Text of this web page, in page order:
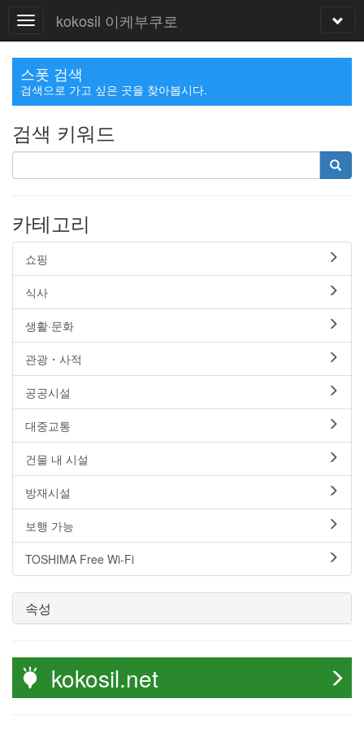
kokosil 이케부쿠로
스폿 검색
검색으로 가고 싶은 곳을 찾아봅시다.
검색 키워드
카테고리
쇼핑
식사
생활·문화
관광・사적
공공시설
대중교통
건물 내 시설
방재시설
보행 가능
TOSHIMA Free Wi-Fi
속성
kokosil.net